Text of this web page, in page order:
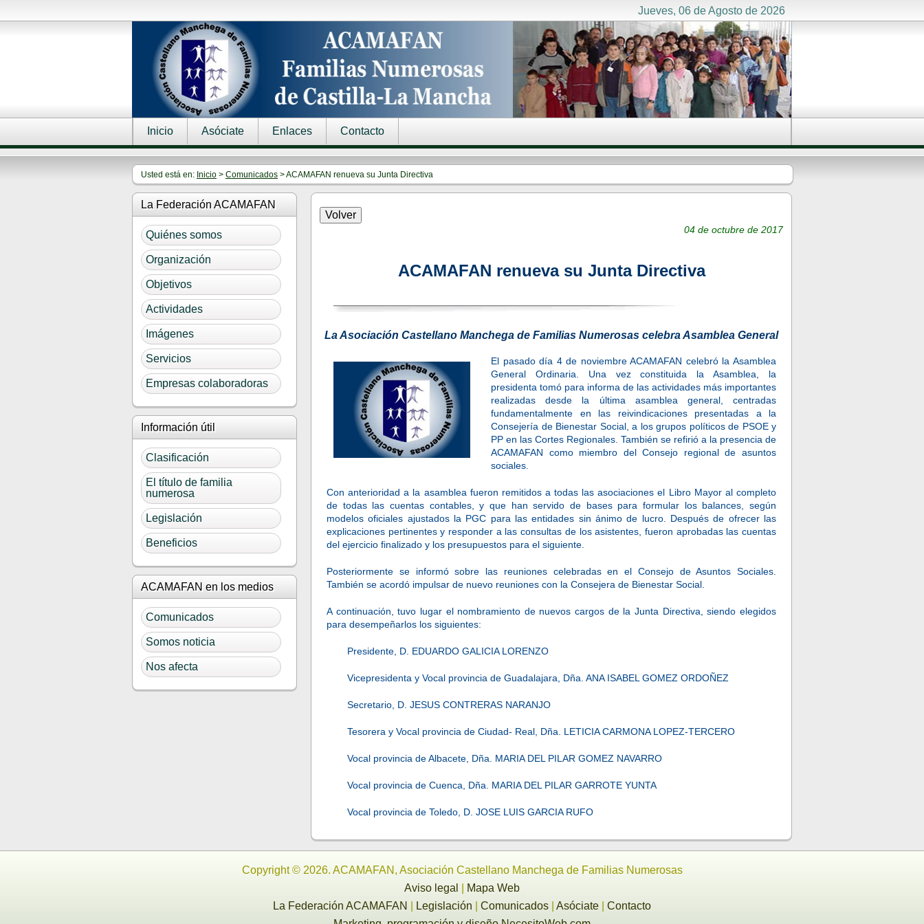
Jueves, 06 de Agosto de 2026
Inicio Asóciate Enlaces Contacto
Usted está en: Inicio > Comunicados > ACAMAFAN renueva su Junta Directiva
La Federación ACAMAFAN
Quiénes somos
Organización
Objetivos
Actividades
Imágenes
Servicios
Empresas colaboradoras
Información útil
Clasificación
El título de familia
numerosa
Legislación
Beneficios
ACAMAFAN en los medios
Comunicados
Somos noticia
Nos afecta
04 de octubre de 2017
ACAMAFAN renueva su Junta Directiva
La Asociación Castellano Manchega de Familias Numerosas celebra Asamblea General
El pasado día 4 de noviembre ACAMAFAN celebró la Asamblea
General Ordinaria. Una vez constituida la Asamblea, la
presidenta tomó para informa de las actividades más importantes
realizadas desde la última asamblea general, centradas
fundamentalmente en las reivindicaciones presentadas a la
Consejería de Bienestar Social, a los grupos políticos de PSOE y
PP en las Cortes Regionales. También se refirió a la presencia de
ACAMAFAN como miembro del Consejo regional de asuntos
sociales.
Con anterioridad a la asamblea fueron remitidos a todas las asociaciones el Libro Mayor al completo
de todas las cuentas contables, y que han servido de bases para formular los balances, según
modelos oficiales ajustados la PGC para las entidades sin ánimo de lucro. Después de ofrecer las
explicaciones pertinentes y responder a las consultas de los asistentes, fueron aprobadas las cuentas
del ejercicio finalizado y los presupuestos para el siguiente.
Posteriormente se informó sobre las reuniones celebradas en el Consejo de Asuntos Sociales.
También se acordó impulsar de nuevo reuniones con la Consejera de Bienestar Social.
A continuación, tuvo lugar el nombramiento de nuevos cargos de la Junta Directiva, siendo elegidos
para desempeñarlos los siguientes:
Presidente, D. EDUARDO GALICIA LORENZO
Vicepresidenta y Vocal provincia de Guadalajara, Dña. ANA ISABEL GOMEZ ORDOÑEZ
Secretario, D. JESUS CONTRERAS NARANJO
Tesorera y Vocal provincia de Ciudad- Real, Dña. LETICIA CARMONA LOPEZ-TERCERO
Vocal provincia de Albacete, Dña. MARIA DEL PILAR GOMEZ NAVARRO
Vocal provincia de Cuenca, Dña. MARIA DEL PILAR GARROTE YUNTA
Vocal provincia de Toledo, D. JOSE LUIS GARCIA RUFO
Copyright © 2026. ACAMAFAN, Asociación Castellano Manchega de Familias Numerosas
Aviso legal
Mapa Web
La Federación ACAMAFAN
Legislación Comunicados Asóciate
Contacto